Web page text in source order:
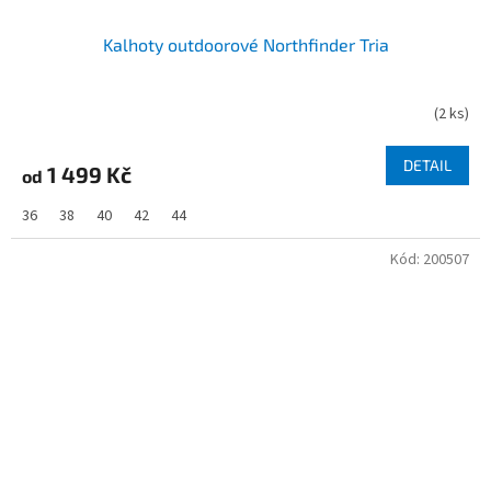
Kalhoty outdoorové Northfinder Tria
(2 ks)
od 1 499 Kč DETAIL
36 38 40 42 44
Kód: 200507